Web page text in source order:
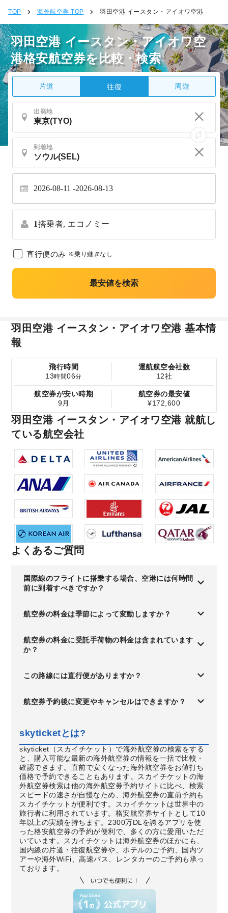
TOP 海外航空券 TOP 羽田空港 イースタン・アイオワ空港
羽田空港 イースタン・アイオワ空
港格安航空券を比較・検索
片道 往復 周遊
出発地
到着地
2026-08-11 2026-08-13
1搭乗者, エコノミー
直行便のみ ※乗り継ぎなし
最安値を検索
羽田空港 イースタン・アイオワ空港 基本情
報
飛行時間
13時間06分
運航航空会社数
12社
航空券が安い時期
9月
航空券の最安値
¥172,600
羽田空港 イースタン・アイオワ空港 就航し
ている航空会社
よくあるご質問
国際線のフライトに搭乗する場合、空港には何時間
前に到着すべきですか？
航空券の料金は季節によって変動しますか？
航空券の料金に受託手荷物の料金は含まれています
か？
この路線には直行便がありますか？
航空券予約後に変更やキャンセルはできますか？
skyticketとは?
skyticket（スカイチケット）で海外航空券の検索をする
と、購入可能な最新の海外航空券の情報を一括で比較・
確認できます。直前で安くなった海外航空券をお値打ち
価格で予約できることもあります。スカイチケットの海
外航空券検索は他の海外航空券予約サイトに比べ、検索
スピードの速さが自慢なため、海外航空券の直前予約も
スカイチケットが便利です。スカイチケットは世界中の
旅行者に利用されています。格安航空券サイトとして10
年以上の実績を持ちます。2300万DLを誇るアプリを使
った格安航空券の予約が便利で、多くの方に愛用いただ
いています。スカイチケットは海外航空券のほかにも、
国内線の片道・往復航空券や、ホテルのご予約、国内ツ
アーや海外WiFi、高速バス、レンタカーのご予約も承っ
ております。